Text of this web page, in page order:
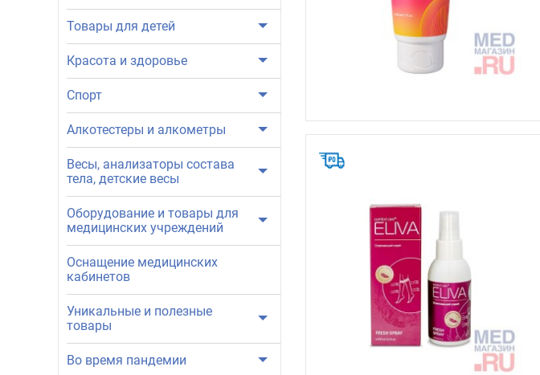
Товары для детей
Красота и здоровье
Спорт
Алкотестеры и алкометры
Весы, анализаторы состава
тела, детские весы
Оборудование и товары для
медицинских учреждений
Оснащение медицинских
кабинетов
Уникальные и полезные
товары
Во время пандемии